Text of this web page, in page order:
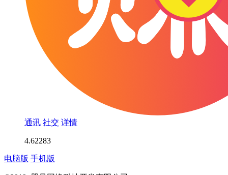
通讯 社交 详情
4.62283
电脑版 手机版